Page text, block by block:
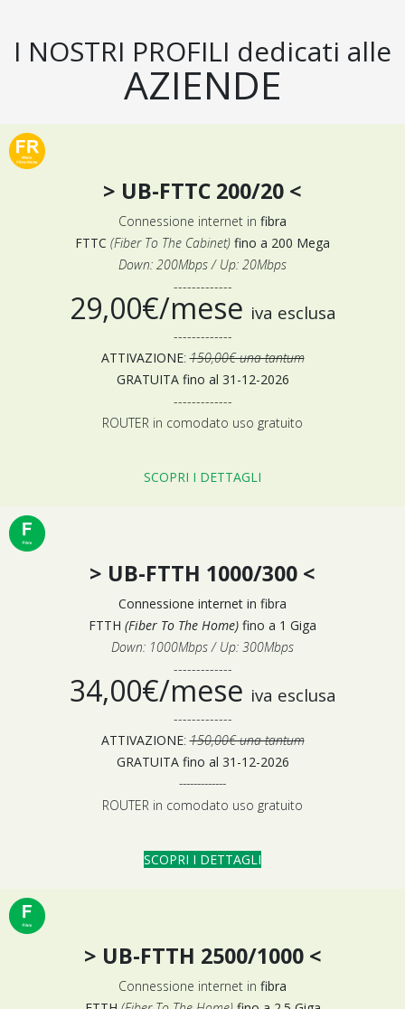
I NOSTRI PROFILI dedicati alle
AZIENDE
> UB-FTTC 200/20 <
Connessione internet in fibra
FTTC (Fiber To The Cabinet) fino a 200 Mega
Down: 200Mbps / Up: 20Mbps
-------------
29,00€/mese iva esclusa
-------------
ATTIVAZIONE:150,00€ una tantum
GRATUITA fino al 31-12-2026
-------------
ROUTER in comodato uso gratuito
SCOPRI I DETTAGLI
> UB-FTTH 1000/300 <
Connessione internet in fibra
FTTH (Fiber To The Home) fino a 1 Giga
Down: 1000Mbps / Up: 300Mbps
-------------
34,00€/mese iva esclusa
-------------
ATTIVAZIONE:150,00€ una tantum
GRATUITA fino al 31-12-2026
-------------
ROUTER in comodato uso gratuito
SCOPRI I DETTAGLI
> UB-FTTH 2500/1000 <
Connessione internet in fibra